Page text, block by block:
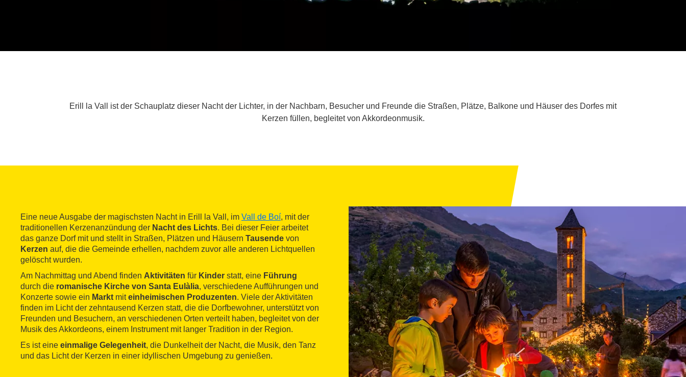
Erill la Vall ist der Schauplatz dieser Nacht der Lichter, in der Nachbarn, Besucher und Freunde die Straßen, Plätze, Balkone und Häuser des Dorfes mit
Kerzen füllen, begleitet von Akkordeonmusik.
Eine neue Ausgabe der magischsten Nacht in Erill la Vall, im Vall de Boí, mit der
traditionellen Kerzenanzündung der Nacht des Lichts. Bei dieser Feier arbeitet
das ganze Dorf mit und stellt in Straßen, Plätzen und Häusern Tausende von
Kerzen auf, die die Gemeinde erhellen, nachdem zuvor alle anderen Lichtquellen
gelöscht wurden.
Am Nachmittag und Abend finden Aktivitäten für Kinder statt, eine Führung
durch die romanische Kirche von Santa Eulàlia, verschiedene Aufführungen und
Konzerte sowie ein Markt miteinheimischen Produzenten. Viele der Aktivitäten
finden im Licht der zehntausend Kerzen statt, die die Dorfbewohner, unterstützt von
Freunden und Besuchern, an verschiedenen Orten verteilt haben, begleitet von der
Musik des Akkordeons, einem Instrument mit langer Tradition in der Region.
Es ist eine einmalige Gelegenheit, die Dunkelheit der Nacht, die Musik, den Tanz
und das Licht der Kerzen in einer idyllischen Umgebung zu genießen.